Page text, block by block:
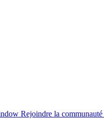
Rejoindre la communauté